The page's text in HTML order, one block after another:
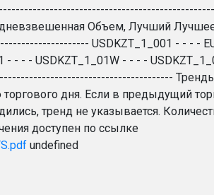
Объем, Лучший Лучшее
USDKZT_1_001 - - - -
- - - - USDKZT_1_01W - - - -
дня. Если в предыдущий
тренд не указывается.
доступен по ссылке
undefined